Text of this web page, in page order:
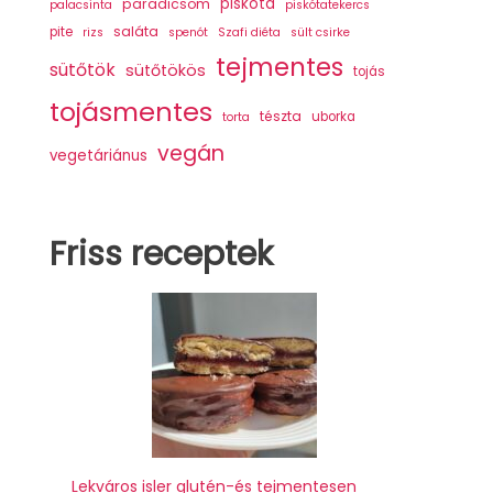
palacsinta paradicsom piskótatekercs
pite rizs saláta spenót Szafi diéta sült csirke
sütőtök sütőtökös tejmentes tojás
tojásmentes torta tészta uborka
vegetáriánus vegán
Friss receptek
Lekváros isler glutén-és tejmentesen